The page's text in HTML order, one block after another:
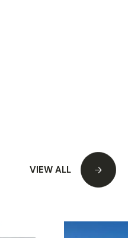
VIEW ALL